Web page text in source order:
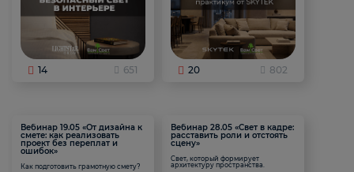
14 651 20 802
Вебинар 19.05 «От дизайна к
смете: как реализовать
проект без переплат и
ошибок»
Как подготовить грамотную смету?
Вебинар 28.05 «Свет в кадре:
расставить роли и отстоять
сцену»
Свет, который формирует
архитектуру пространства.